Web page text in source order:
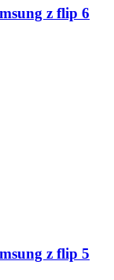
z flip 6
z flip 5